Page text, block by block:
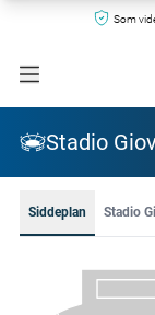
Som
Stadio
Siddeplan Stadio